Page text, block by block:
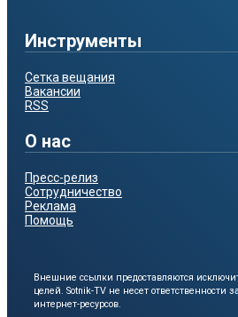
Инструменты
Сетка вещания
Вакансии
RSS
О нас
Пресс-релиз
Сотрудничество
Реклама
Помощь
Внешние ссылки предоставляются
целей. Sotnik-TV не несет ответственности
интернет-ресурсов.